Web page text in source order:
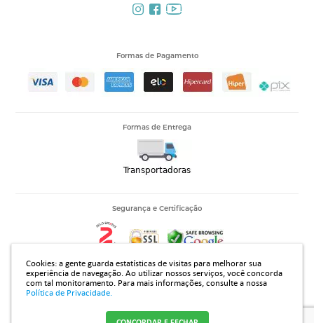
Cookies: a gente guarda estatísticas de visitas para melhorar sua
experiência de navegação. Ao utilizar nossos serviços, você concorda
com tal monitoramento. Para mais informações, consulte a nossa
Política de Privacidade.
Formas de Pagamento
Formas de Entrega
Segurança e Certificação
14.313.394/0001-42 |Rua João Rodrigues Gomes 2735, Jardim Regissol - Mirassol - SP - CEP 15133310